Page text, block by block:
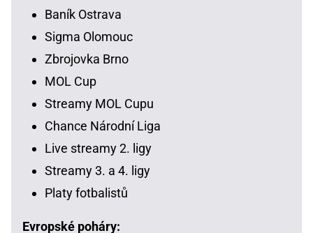
Baník Ostrava
Sigma Olomouc
Zbrojovka Brno
MOL Cup
Streamy MOL Cupu
Chance Národní Liga
Live streamy 2. ligy
Streamy 3. a 4. ligy
Platy fotbalistů
Evropské poháry: